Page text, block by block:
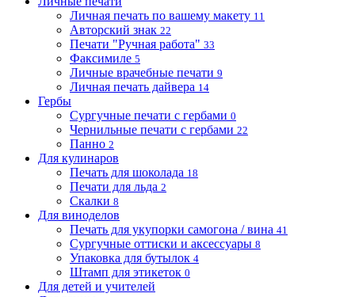
Личная печать по вашему макету 11
Авторский знак 22
Печати "Ручная работа" 33
Факсимиле 5
Личные врачебные печати 9
Личная печать дайвера 14
Гербы
Сургучные печати с гербами 0
Чернильные печати с гербами 22
Панно 2
Для кулинаров
Печать для шоколада 18
Печати для льда 2
Скалки 8
Для виноделов
Печать для укупорки самогона / вина 41
Сургучные оттиски и аксессуары 8
Упаковка для бутылок 4
Штамп для этикеток 0
Для детей и учителей